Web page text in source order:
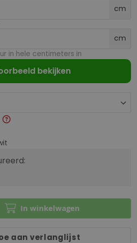
cm
cm
in hele centimeters in
bekijken
In winkelwagen
aan verlanglijst